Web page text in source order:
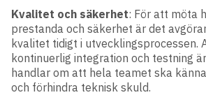
Kvalitet och säkerhet: För att möta
prestanda och säkerhet är det
kvalitet tidigt i utvecklingsprocessen.
kontinuerlig integration och testning
handlar om att hela teamet ska
och förhindra teknisk skuld.